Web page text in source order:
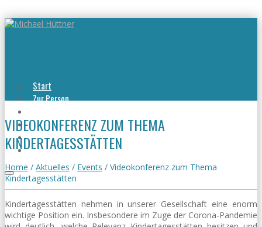
Start
Zur Person
Viel erreicht
Viel zu tun
Kontakt
VIDEOKONFERENZ ZUM THEMA
KINDERTAGESSTÄTTEN
Home / Aktuelles / Events / Videokonferenz zum Thema
Kindertagesstätten
Kindertagesstätten nehmen in unserer Gesellschaft eine enorm
wichtige Position ein. Insbesondere im Zuge der Corona-Pandemie